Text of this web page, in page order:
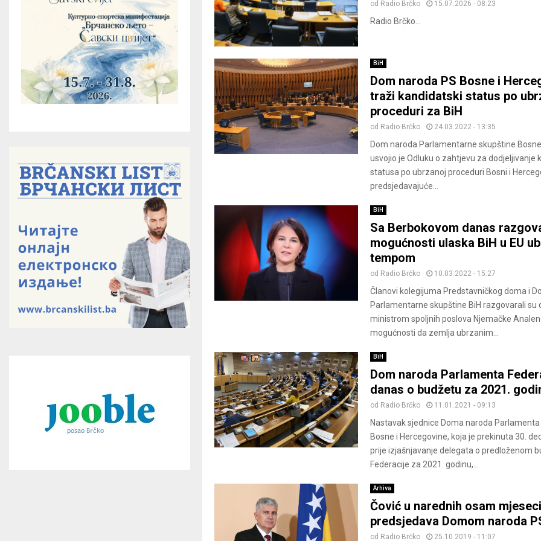
od Radio Brčko 15.07.2026 - 08:23
Radio Brčko...
BiH
Dom naroda PS Bosne i
traži kandidatski status po
proceduri za BiH
od Radio Brčko 24.03.2022 - 13:35
Dom naroda Parlamentarne skupštine
usvojio je Odluku o zahtjevu za dodjeljivanje
statusa po ubrzanoj proceduri Bosni i
predsjedavajuće...
BiH
Sa Berbokovom danas
mogućnosti ulaska BiH u EU
tempom
od Radio Brčko 10.03.2022 - 15:27
Članovi kolegijuma Predstavničkog doma i
Parlamentarne skupštine BiH razgovarali su
ministrom spoljnih poslova Nјemačke
mogućnosti da zemlja ubrzanim...
BiH
Dom naroda Parlamenta
danas o budžetu za 2021.
od Radio Brčko 11.01.2021 - 09:13
Nastavak sjednice Doma naroda
Bosne i Hercegovine, koja je prekinuta 30.
prije izjašnjavanje delegata o predloženom
Federacije za 2021. godinu,...
Arhiva
Čović u narednih osam mjeseci
predsjedava Domom naroda
od Radio Brčko 25.10.2019 - 11:07